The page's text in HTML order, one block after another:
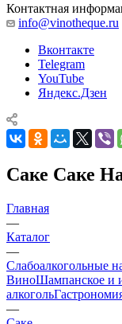
Контактная
info@vinotheque.ru
Вконтакте
Telegram
YouTube
Яндекс.Дзен
Саке Саке
Главная
—
Каталог
—
Слабоалкогольные
ВиноШампанское и
алкоголь
—